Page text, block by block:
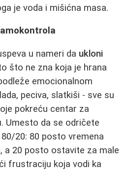
je voda i mišićna masa.
u nameri da ukloni
što ne zna koja je hrana
emocionalnom
peciva, slatkiši - sve su
pokreću centar za
Umesto da se odričete
20: 80 posto vremena
a 20 posto ostavite za male
frustraciju koja vodi ka